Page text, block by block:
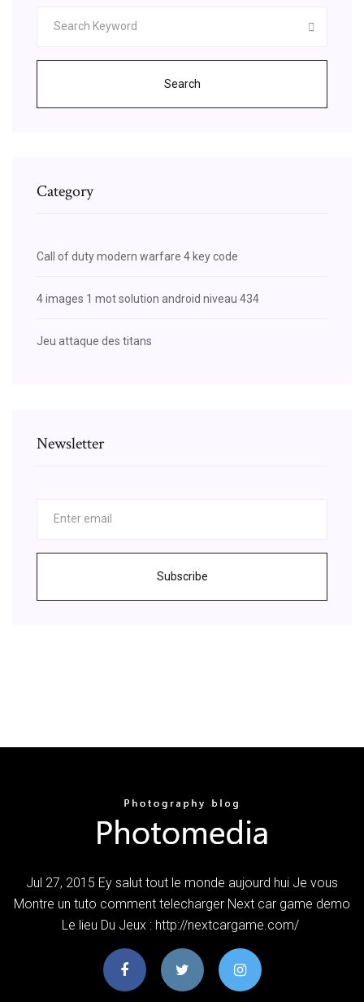
Search
Category
Call of duty modern warfare 4 key code
4 images 1 mot solution android niveau 434
Jeu attaque des titans
Newsletter
Subscribe
Jul 27, 2015 Ey salut tout le monde aujourd hui Je vous
Montre un tuto comment telecharger Next car game demo
Le lieu Du Jeux : http://nextcargame.com/